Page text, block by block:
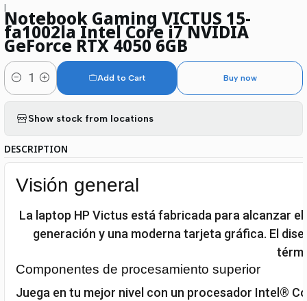
|Notebook Gaming VICTUS 15-
fa1002la Intel Core i7 NVIDIA
GeForce RTX 4050 6GB
Quantity
Add to Cart Buy now
Show stock from locations
DESCRIPTION
Visión general
La laptop HP Victus está fabricada para alcanzar
generación y una moderna tarjeta gráfica. El
Componentes de procesamiento superior
Juega en tu mejor nivel con un procesador Intel®